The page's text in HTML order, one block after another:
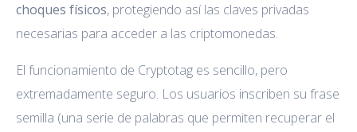
choques físicos, protegiendo así las claves privadas
necesarias para acceder a las criptomonedas.
El funcionamiento de Cryptotag es sencillo, pero
extremadamente seguro. Los usuarios inscriben su frase
semilla (una serie de palabras que permiten recuperar el